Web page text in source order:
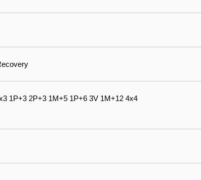
1P+3 2P+3 1M+5 1P+6 3V 1M+12 4x4